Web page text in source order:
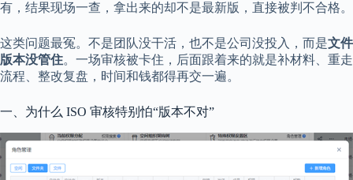
有，结果现场一查，拿出来的却不是最新版，直接被判不合格。
这类问题最冤。不是团队没干活，也不是公司没投入，而是文件
版本没管住。一场审核被卡住，后面跟着来的就是补材料、重走
流程、整改复盘，时间和钱都得再交一遍。
一、为什么 ISO 审核特别怕“版本不对”